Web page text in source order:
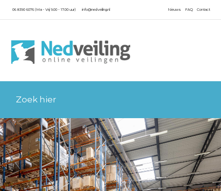
06 8390 6076 (Ma - Vrij 9.00 - 17.00 uur) info@nedveiling.nl Contact
FAQ
Nieuws